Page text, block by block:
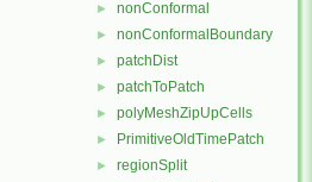
► nonConformal
► nonConformalBoundary
► patchDist
► patchToPatch
► polyMeshZipUpCells
► PrimitiveOldTimePatch
► regionSplit